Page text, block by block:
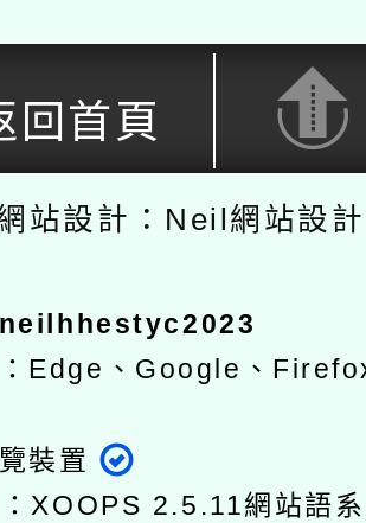
回首頁
站設計：Neil網站設
neilhhestyc2023
Edge、Google、
裝置
XOOPS 2.5.11網站語